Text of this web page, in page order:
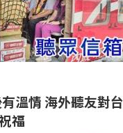
溫情 海外聽友對台
福